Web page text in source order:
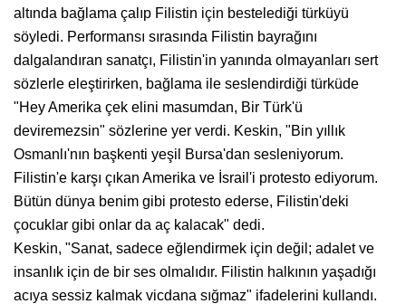
altında bağlama çalıp Filistin için bestelediği türküyü
söyledi. Performansı sırasında Filistin bayrağını
dalgalandıran sanatçı, Filistin'in yanında olmayanları sert
sözlerle eleştirirken, bağlama ile seslendirdiği türküde
"Hey Amerika çek elini masumdan, Bir Türk'ü
deviremezsin" sözlerine yer verdi. Keskin, "Bin yıllık
Osmanlı'nın başkenti yeşil Bursa'dan sesleniyorum.
Filistin'e karşı çıkan Amerika ve İsrail'i protesto ediyorum.
Bütün dünya benim gibi protesto ederse, Filistin'deki
çocuklar gibi onlar da aç kalacak" dedi.
Keskin, "Sanat, sadece eğlendirmek için değil; adalet ve
insanlık için de bir ses olmalıdır. Filistin halkının yaşadığı
acıya sessiz kalmak vicdana sığmaz" ifadelerini kullandı.